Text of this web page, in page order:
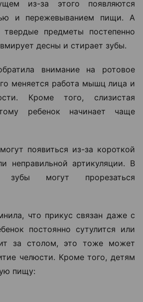
из-за этого появляются
и пережевыванием пищи. А
твердые предметы постепенно
десны и стирает зубы.
внимание на ротовое
меняется работа мышц лица и
Кроме того, слизистая
ребенок начинает чаще
появиться из-за короткой
неправильной артикуляции. В
могут прорезаться
что прикус связан даже с
постоянно сутулится или
за столом, это тоже может
челюсти. Кроме того, детям
пищу: